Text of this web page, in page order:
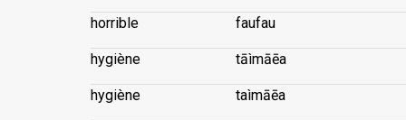
horrible faufau
hygiène tāìmāēa
hygiène taìmāēa